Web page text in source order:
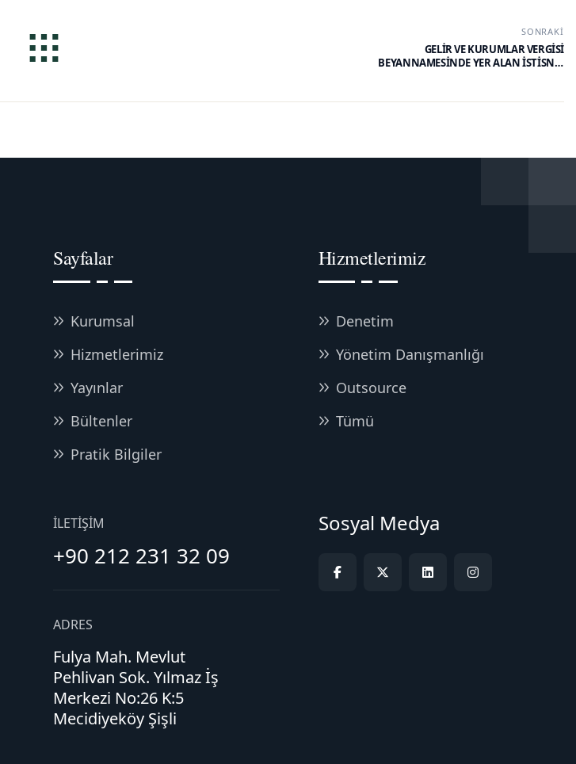
SONRAKI
GELİR VE KURUMLAR VERGİSİ
BEYANNAMESİNDE YER ALAN İSTİSNA,
UYGULAMASINA İLİŞKİN YMM TASDİK
Sayfalar
Kurumsal
Hizmetlerimiz
Yayınlar
Bültenler
Pratik Bilgiler
Hizmetlerimiz
Denetim
Yönetim Danışmanlığı
Outsource
Tümü
İLETIŞIM
+90 212 231 32 09
ADRES
Fulya Mah. Mevlut
Pehlivan Sok. Yılmaz İş
Merkezi No:26 K:5
Mecidiyeköy Şişli
Sosyal Medya